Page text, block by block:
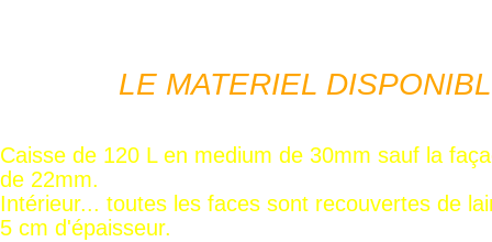
LE MATERIEL
Caisse de 120 L en medium de 30mm sauf la
de 22mm.
Intérieur... toutes les faces sont recouvertes de
5 cm d'épaisseur.